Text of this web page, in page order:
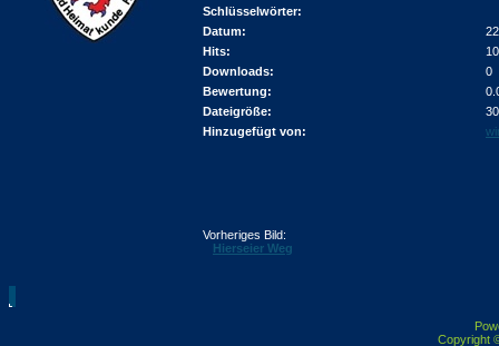
Schlüsselwörter:
Datum:
Hits:
Downloads:
0
Bewertung:
Dateigröße:
Hinzugefügt von:
Vorheriges Bild:
Hierseier Weg
Copyright